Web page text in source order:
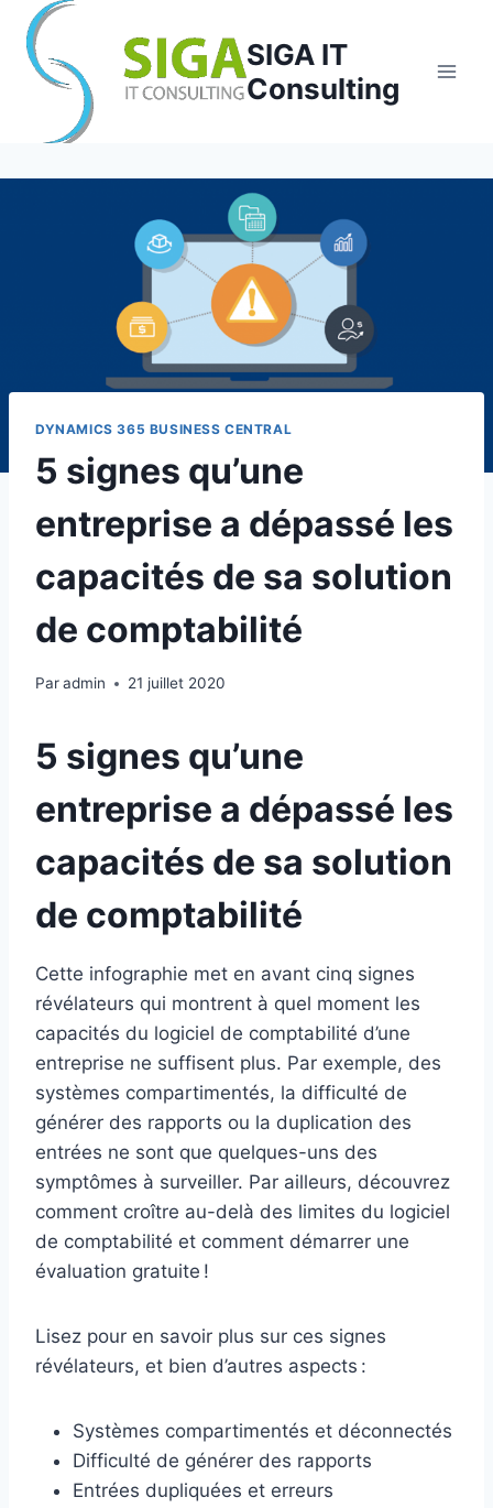
Aller
contenu
SIGA IT
Consulting
DYNAMICS 365 BUSINESS CENTRAL
5 signes qu’une
entreprise a dépassé les
capacités de sa solution
de comptabilité
Paradmin 21 juillet 2020
5 signes qu’une
entreprise a dépassé les
capacités de sa solution
de comptabilité
Cette infographie met en avant cinq signes
révélateurs qui montrent à quel moment les
capacités du logiciel de comptabilité d’une
entreprise ne suffisent plus. Par exemple, des
systèmes compartimentés, la difficulté de
générer des rapports ou la duplication des
entrées ne sont que quelques-uns des
symptômes à surveiller. Par ailleurs, découvrez
comment croître au-delà des limites du logiciel
de comptabilité et comment démarrer une
évaluation gratuite !
Lisez pour en savoir plus sur ces signes
révélateurs, et bien d’autres aspects :
Systèmes compartimentés et déconnectés
Difficulté de générer des rapports
Entrées dupliquées et erreurs